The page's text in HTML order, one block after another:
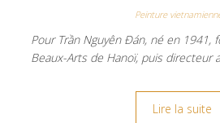
Peinture
Pour Trần Nguyên Đán, né en 1941,
Beaux-Arts de Hanoï, puis directeur
Lire la suite